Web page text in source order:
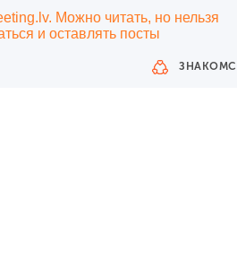
Можно читать, но нельзя
и оставлять посты